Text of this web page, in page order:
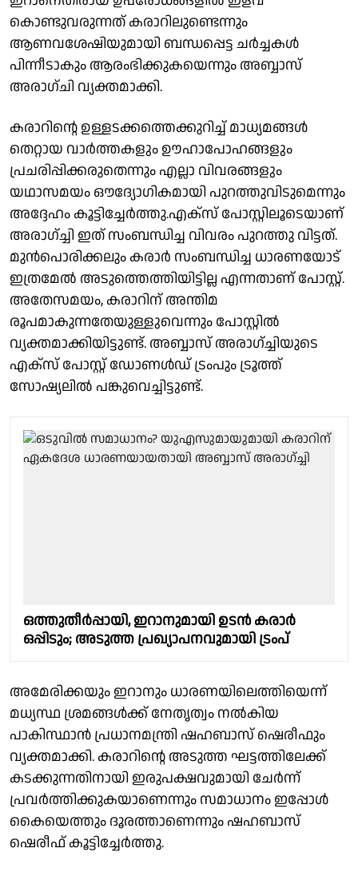
കൊണ്ടുവരുന്നത് കരാറിലുണ്ടെന്നും
ആണവശേഷിയുമായി ബന്ധപ്പെട്ട ചർച്ചകൾ
പിന്നീടാകും ആരംഭിക്കുകയെന്നും അബ്ബാസ്
അരാഗ്ചി വ്യക്തമാക്കി.
കരാറിൻ്റെ ഉള്ളടക്കത്തെക്കുറിച്ച് മാധ്യമങ്ങൾ
തെറ്റായ വാർത്തകളും ഊഹാപോഹങ്ങളും
പ്രചരിപ്പിക്കരുതെന്നും എല്ലാ വിവരങ്ങളും
യഥാസമയം ഔദ്യോഗികമായി പുറത്തുവിടുമെന്നും
അദ്ദേഹം കൂട്ടിച്ചേർത്തു.എക്സ് പോസ്റ്റിലൂടെയാണ്
അരാഗ്ച്ചി ഇത് സംബന്ധിച്ച വിവരം പുറത്തു വിട്ടത്.
മുൻപൊരിക്കലും കരാർ സംബന്ധിച്ച ധാരണയോട്
ഇത്രമേൽ അടുത്തെത്തിയിട്ടില്ല എന്നതാണ് പോസ്റ്റ്.
അതേസമയം, കരാറിന് അന്തിമ
രൂപമാകുന്നതേയുള്ളുവെന്നും പോസ്റ്റിൽ
വ്യക്തമാക്കിയിട്ടുണ്ട്. അബ്ബാസ് അരാഗ്ച്ചിയുടെ
എക്സ് പോസ്റ്റ് ഡോണൾഡ് ട്രംപും ട്രൂത്ത്
സോഷ്യലിൽ പങ്കുവെച്ചിട്ടുണ്ട്.
ഒത്തുതീര്‍പ്പായി, ഇറാനുമായി ഉടന്‍ കരാർ
ഒപ്പിടും; അടുത്ത പ്രഖ്യാപനവുമായി ട്രംപ്
അമേരിക്കയും ഇറാനും ധാരണയിലെത്തിയെന്ന്
മധ്യസ്ഥ ശ്രമങ്ങൾക്ക് നേതൃത്വം നൽകിയ
പാകിസ്ഥാൻ പ്രധാനമന്ത്രി ഷഹബാസ് ഷെരീഫും
വ്യക്തമാക്കി. കരാറിൻ്റെ അടുത്ത ഘട്ടത്തിലേക്ക്
കടക്കുന്നതിനായി ഇരുപക്ഷവുമായി ചേർന്ന്
പ്രവർത്തിക്കുകയാണെന്നും സമാധാനം ഇപ്പോൾ
കൈയെത്തും ദൂരത്താണെന്നും ഷഹബാസ്
ഷെരീഫ് കൂട്ടിച്ചേർത്തു.